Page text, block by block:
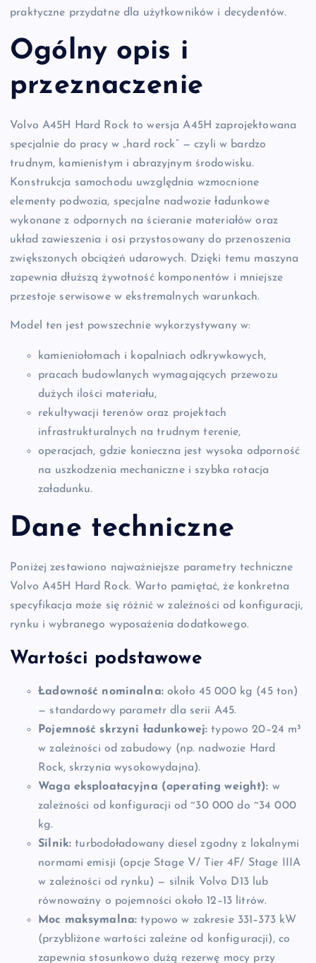
praktyczne przydatne dla użytkowników i decydentów.
Ogólny opis i
przeznaczenie
Volvo A45H Hard Rock to wersja A45H zaprojektowana
specjalnie do pracy w „hard rock” — czyli w bardzo
trudnym, kamienistym i abrazyjnym środowisku.
Konstrukcja samochodu uwzględnia wzmocnione
elementy podwozia, specjalne nadwozie ładunkowe
wykonane z odpornych na ścieranie materiałów oraz
układ zawieszenia i osi przystosowany do przenoszenia
zwiększonych obciążeń udarowych. Dzięki temu maszyna
zapewnia dłuższą żywotność komponentów i mniejsze
przestoje serwisowe w ekstremalnych warunkach.
Model ten jest powszechnie wykorzystywany w:
kamieniołomach i kopalniach odkrywkowych,
pracach budowlanych wymagających przewozu
dużych ilości materiału,
rekultywacji terenów oraz projektach
infrastrukturalnych na trudnym terenie,
operacjach, gdzie konieczna jest wysoka odporność
na uszkodzenia mechaniczne i szybka rotacja
załadunku.
Dane techniczne
Poniżej zestawiono najważniejsze parametry techniczne
Volvo A45H Hard Rock. Warto pamiętać, że konkretna
specyfikacja może się różnić w zależności od konfiguracji,
rynku i wybranego wyposażenia dodatkowego.
Wartości podstawowe
Ładowność nominalna:około 45 000 kg (45 ton)
— standardowy parametr dla serii A45.
Pojemność skrzyni ładunkowej: typowo 20–24 m³
w zależności od zabudowy (np. nadwozie Hard
Rock, skrzynia wysokowydajna).
Waga eksploatacyjna (operating weight): w
zależności od konfiguracji od ~30 000 do ~34 000
kg.
Silnik: turbodoładowany diesel zgodny z lokalnymi
normami emisji (opcje Stage V/ Tier 4F/ Stage IIIA
w zależności od rynku) — silnik Volvo D13 lub
równoważny o pojemności około 12–13 litrów.
Moc maksymalna: typowo w zakresie 331–373 kW
(przybliżone wartości zależne od konfiguracji), co
zapewnia stosunkowo dużą rezerwę mocy przy